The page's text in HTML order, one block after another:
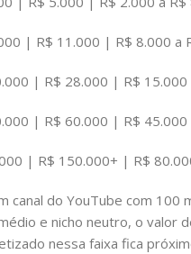
| R$ 11.000 | R$ 8.000 a
| R$ 28.000 | R$ 15.000
| R$ 60.000 | R$ 45.000
| R$ 150.000+ | R$
canal do YouTube com 100
e nicho neutro, o valor
nessa faixa fica